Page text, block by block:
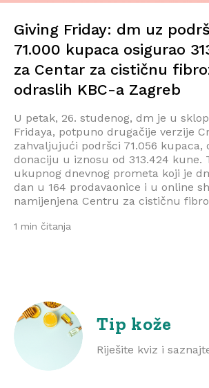
Giving Friday: dm uz
71.000 kupaca osigurao
za Centar za cističnu
odraslih KBC-a Zagreb
U petak, 26. studenog, dm je u
Fridaya, potpuno drugačije verzije
zahvaljujući podršci 71.056 kupaca,
donaciju u iznosu od 313.424 kune.
ukupnog dnevnog prometa koji je
dan u 164 prodavaonice i u online
namijenjena Centru za cističnu
1 min čitanja
Tip kože
Riješite kviz i